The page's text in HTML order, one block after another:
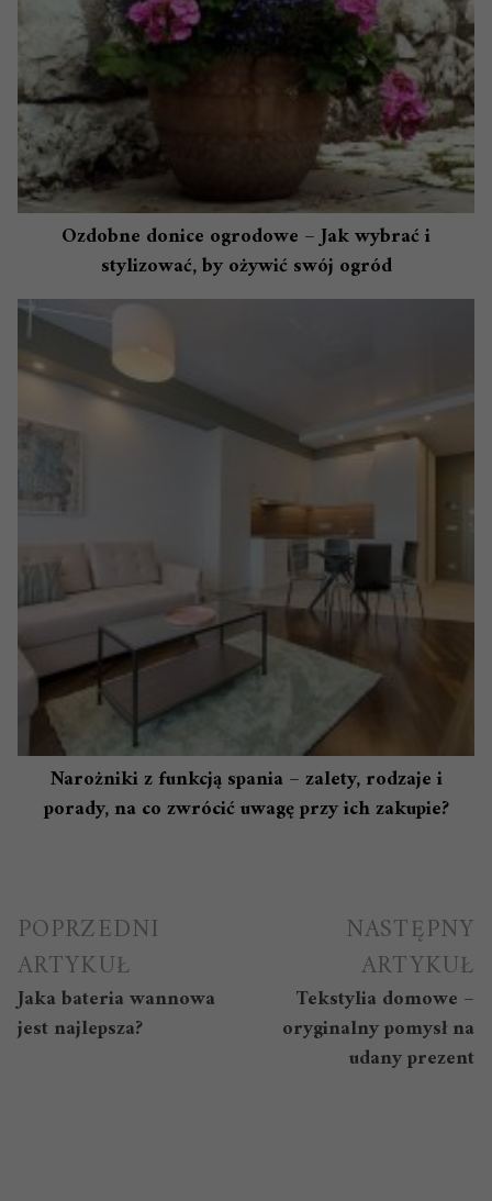
Ozdobne donice ogrodowe – Jak wybrać i
stylizować, by ożywić swój ogród
Narożniki z funkcją spania – zalety, rodzaje i
porady, na co zwrócić uwagę przy ich zakupie?
Nawigacja
wpisu
POPRZEDNI
ARTYKUŁ
Jaka bateria wannowa
jest najlepsza?
NASTĘPNY
ARTYKUŁ
Tekstylia domowe –
oryginalny pomysł na
udany prezent